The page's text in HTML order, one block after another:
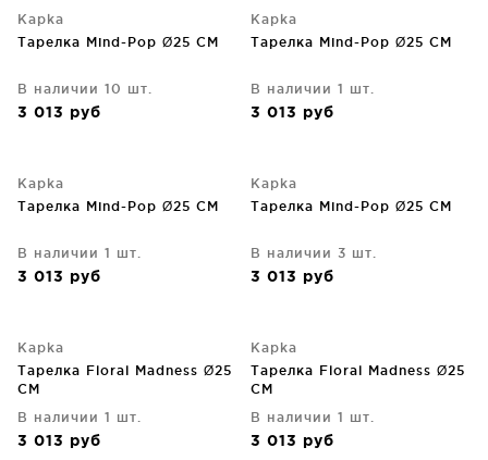
Kapka
Тарелка Mind-Pop Ø25 CM
В наличии 10 шт.
3 013 руб
Kapka
Тарелка Mind-Pop Ø25 CM
В наличии 1 шт.
3 013 руб
Kapka
Тарелка Mind-Pop Ø25 CM
В наличии 1 шт.
3 013 руб
Kapka
Тарелка Mind-Pop Ø25 CM
В наличии 3 шт.
3 013 руб
Kapka
Тарелка Floral Madness Ø25
CM
В наличии 1 шт.
3 013 руб
Kapka
Тарелка Floral Madness Ø25
CM
В наличии 1 шт.
3 013 руб